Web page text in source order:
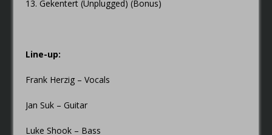
13. Gekentert (Unplugged) (Bonus)
Line-up:
Frank Herzig – Vocals
Jan Suk – Guitar
Luke Shook – Bass